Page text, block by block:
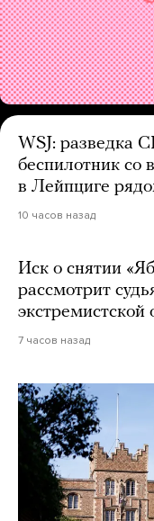
WSJ: разведка
беспилотник со
в Лейпциге
10 часов назад
Иск о снятии
рассмотрит
экстремистской
7 часов назад